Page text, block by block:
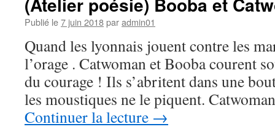
Publié le7 juin 2018paradmin01
Quand les lyonnais jouent contre les
l’orage . Catwoman et Booba courent
du courage ! Ils s’abritent dans une
les moustiques ne le piquent.
Continuer la lecture →